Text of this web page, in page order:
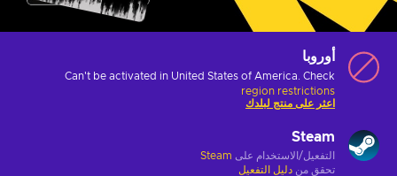
أوروبا
Can't be activated in United States of America. Check
region restrictions
اعثر على منتج لبلدك
Steam
التفعيل/الاستخدام على Steam
تحقق من دليل التفعيل